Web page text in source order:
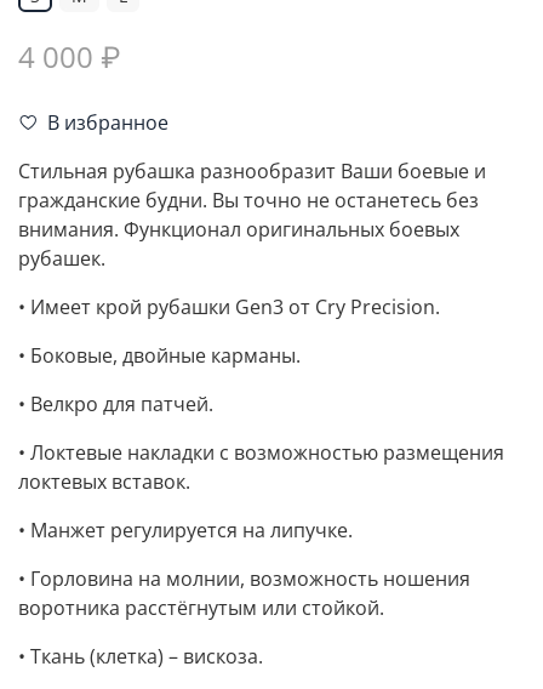
4 000 ₽
В избранное
Стильная рубашка разнообразит Ваши боевые и
гражданские будни. Вы точно не останетесь без
внимания. Функционал оригинальных боевых
рубашек.
• Имеет крой рубашки Gen3 от Cry Precision.
• Боковые, двойные карманы.
• Велкро для патчей.
• Локтевые накладки с возможностью размещения
локтевых вставок.
• Манжет регулируется на липучке.
• Горловина на молнии, возможность ношения
воротника расстёгнутым или стойкой.
• Ткань (клетка) – вискоза.